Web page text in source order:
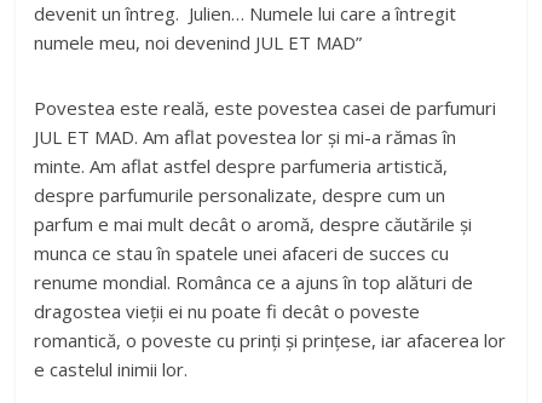
devenit un întreg. Julien… Numele lui care a întregit
numele meu, noi devenind JUL ET MAD”
Povestea este reală, este povestea casei de parfumuri
JUL ET MAD. Am aflat povestea lor și mi-a rămas în
minte. Am aflat astfel despre parfumeria artistică,
despre parfumurile personalizate, despre cum un
parfum e mai mult decât o aromă, despre căutările și
munca ce stau în spatele unei afaceri de succes cu
renume mondial. Românca ce a ajuns în top alături de
dragostea vieții ei nu poate fi decât o poveste
romantică, o poveste cu prinți și prințese, iar afacerea lor
e castelul inimii lor.